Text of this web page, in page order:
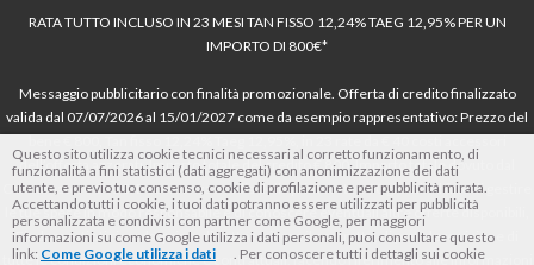
RATA TUTTO INCLUSO IN 23 MESI TAN FISSO 12,24% TAEG 12,95% PER UN
IMPORTO DI 800€*
Messaggio pubblicitario con finalità promozionale. Offerta di credito finalizzato
valida dal 07/07/2026 al 15/01/2027 come da esempio rappresentativo: Prezzo del
dell’offerta azzerati. Importo totale del credito € 800. Importo totale dovuto dal
Consumatore € 920. Decorrenza media della prima rata a 90 giorni. Al fine di gestire
le tue spese in modo responsabile e di conoscere eventuali altre offerte disponibili,
Findomestic ti ricorda, prima di sottoscrivere il contratto, di prendere visione di
tutte le condizioni economiche e contrattuali, facendo riferimento alle Informazioni
Questo sito utilizza cookie tecnici necessari al corretto funzionamento, di
funzionalità a fini statistici (dati aggregati) con anonimizzazione dei dati
utente, e previo tuo consenso, cookie di profilazione e per pubblicità mirata.
Accettando tutti i cookie, i tuoi dati potranno essere utilizzati per pubblicità
personalizzata e condivisi con partner come Google, per maggiori
informazioni su come Google utilizza i dati personali, puoi consultare questo
link: Come Google utilizza i dati
. Per conoscere tutti i dettagli sui cookie